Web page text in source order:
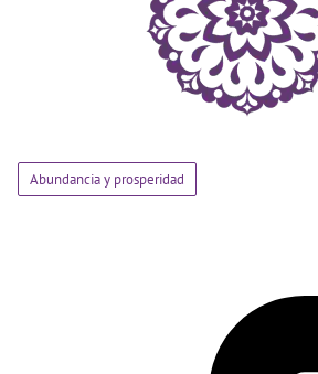
Abundancia y prosperidad